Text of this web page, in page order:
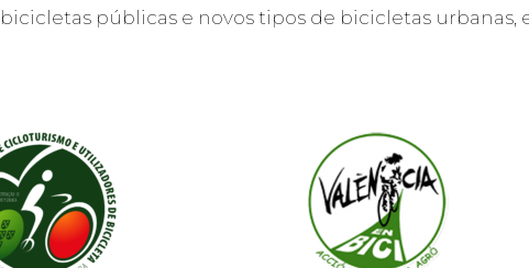
bicicletas públicas e novos tipos de bicicletas urbanas,